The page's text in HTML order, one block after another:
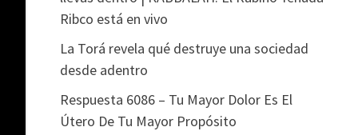
Ribco está en vivo
La Torá revela qué destruye una sociedad
desde adentro
Respuesta 6086 – Tu Mayor Dolor Es El
Útero De Tu Mayor Propósito